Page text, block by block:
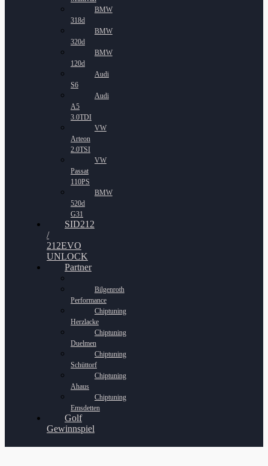
BMW
318d
BMW
320d
BMW
120d
Audi
S6
Audi
A5
3.0TDI
VW
Arteon
2.0TSI
VW
Passat
110PS
BMW
520d
G31
SID212
/
212EVO
UNLOCK
Partner
Bilgenroth
Performance
Chiptuning
Herzlacke
Chiptuning
Duelmen
Chiptuning
Schüttorf
Chiptuning
Ahaus
Chiptuning
Emsdetten
Golf
Gewinnspiel